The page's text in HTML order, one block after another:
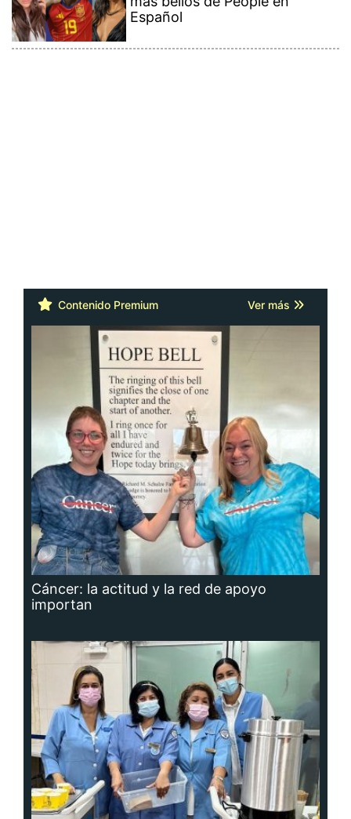
Español
Contenido Premium Ver más
Cáncer: la actitud y la red de apoyo
importan